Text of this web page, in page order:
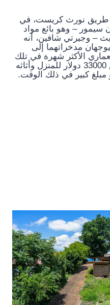
تم بناء المنزل، الواقع في 334 طريق نورث كريست، في
سيمور – وهو بائع مواد
– وجيرتي شافين، أنه
مدخراتهما إلى
الأكثر شهرة في تلك
الحقبة. لقد دفعوا ما يقرب من 33000 دولار للمنزل وأثاثه
كبير في ذلك الوقت.